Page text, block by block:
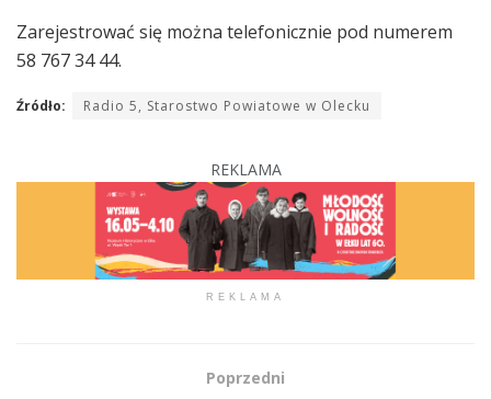
Zarejestrować się można telefonicznie pod numerem
58 767 34 44.
Źródło: Radio 5, Starostwo Powiatowe w Olecku
REKLAMA
REKLAMA
Poprzedni